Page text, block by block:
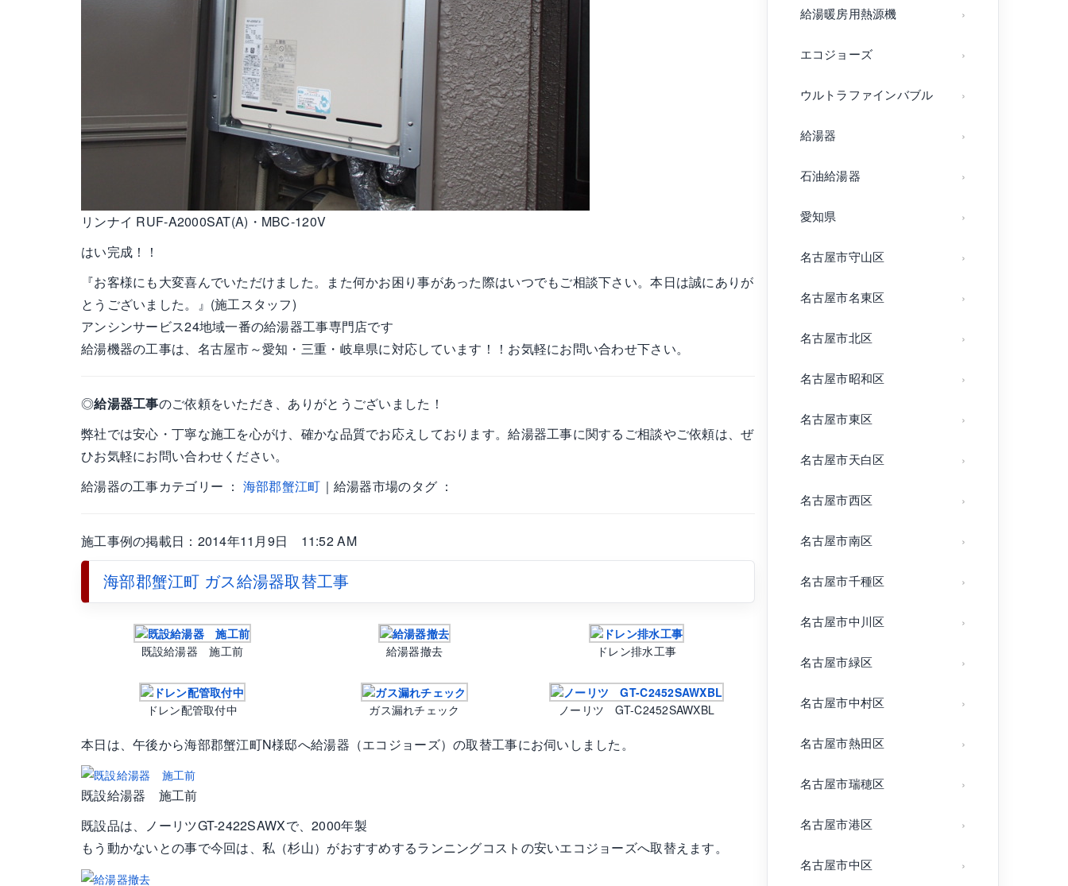
リンナイ RUF-A2000SAT(A)・MBC-120V
はい完成！！
『お客様にも大変喜んでいただけました。また何かお困り事があった際はいつでもご相談下さい。本日は誠にありが
とうございました。』(施工スタッフ)
アンシンサービス24地域一番の給湯器工事専門店です
給湯機器の工事は、名古屋市～愛知・三重・岐阜県に対応しています！！お気軽にお問い合わせ下さい。
◎給湯器工事のご依頼をいただき、ありがとうございました！
弊社では安心・丁寧な施工を心がけ、確かな品質でお応えしております。給湯器工事に関するご相談やご依頼は、ぜ
ひお気軽にお問い合わせください。
給湯器の工事カテゴリー ： 海部郡蟹江町 ｜給湯器市場のタグ ：
施工事例の掲載日：2014年11月9日 11:52 AM
海部郡蟹江町 ガス給湯器取替工事
既設給湯器 施工前 給湯器撤去 ドレン排水工事
ドレン配管取付中 ガス漏れチェック ノーリツ GT-C2452SAWXBL
本日は、午後から海部郡蟹江町N様邸へ給湯器（エコジョーズ）の取替工事にお伺いしました。
既設給湯器 施工前
既設品は、ノーリツGT-2422SAWXで、2000年製
もう動かないとの事で今回は、私（杉山）がおすすめするランニングコストの安いエコジョーズへ取替えます。
給湯暖房用熱源機
エコジョーズ
ウルトラファインバブル
給湯器
石油給湯器
愛知県
名古屋市守山区
名古屋市名東区
名古屋市北区
名古屋市昭和区
名古屋市東区
名古屋市天白区
名古屋市西区
名古屋市南区
名古屋市千種区
名古屋市中川区
名古屋市緑区
名古屋市中村区
名古屋市熱田区
名古屋市瑞穂区
名古屋市港区
名古屋市中区